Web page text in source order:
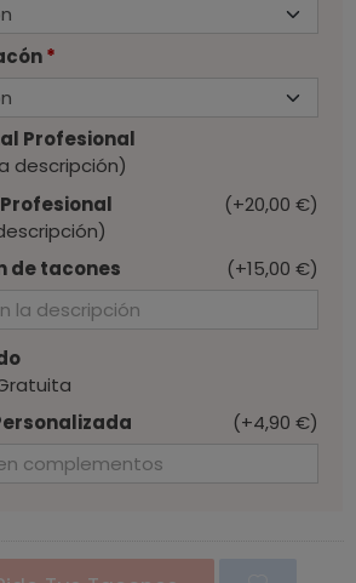
*
Profesional
descripción)
(+20,00 €)
de tacones
(+15,00 €)
(+4,90 €)